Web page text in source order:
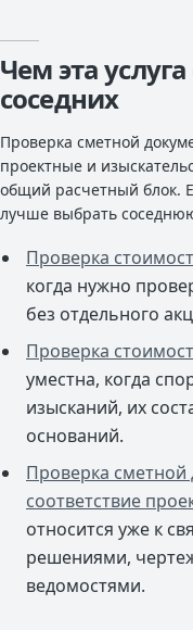
Чем эта
соседних
Проверка сметной
проектные и
общий расчетный блок.
лучше выбрать соседнюю
Проверка
когда нужно
без отдельного
Проверка
уместна, когда
изысканий, их
оснований.
Проверка сметной
соответствие
относится уже к
решениями,
ведомостями.